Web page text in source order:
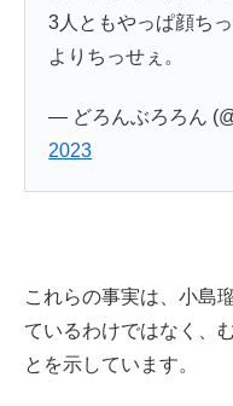
3人ともやっぱ顔ち
よりちっせぇ。
— どろんぶろろん
2023
これらの事実は、小島
ているわけではなく、
とを示しています。